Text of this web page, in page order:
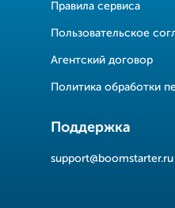
Правила сервиса
Пользовательское
Агентский договор
Политика обработки
Поддержка
support@boomstarter.ru